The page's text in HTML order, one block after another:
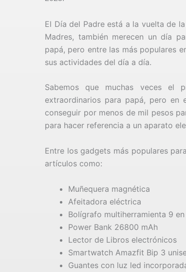
El Día del Padre está a la vuelta de
Madres, también merecen un día
papá, pero entre las más populares
sus actividades del día a día.
Sabemos que muchas veces el
extraordinarios para papá, pero en
conseguir por menos de mil pesos
para hacer referencia a un aparato
Entre los gadgets más populares
artículos como:
Muñequera magnética
Afeitadora eléctrica
Bolígrafo multiherramienta 9 en
Power Bank 26800 mAh
Lector de Libros electrónicos
Smartwatch Amazfit Bip 3
Guantes con luz led